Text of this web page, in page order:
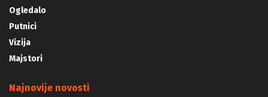
Ogledalo
Putnici
Vizija
Majstori
Najnovije novosti